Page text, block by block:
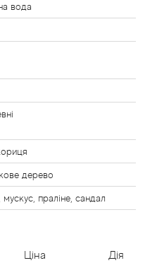
вода
дерево
праліне, сандал
Ціна Дія